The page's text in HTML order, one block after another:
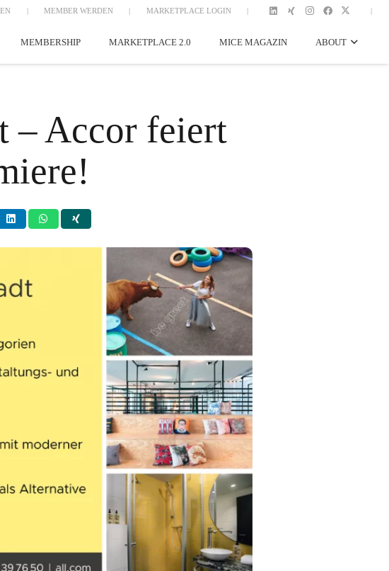
| MEMBER WERDEN | MARKETPLACE LOGIN | |
MEMBERSHIP MARKETPLACE 2.0 MICE MAGAZIN ABOUT
– Accor feiert